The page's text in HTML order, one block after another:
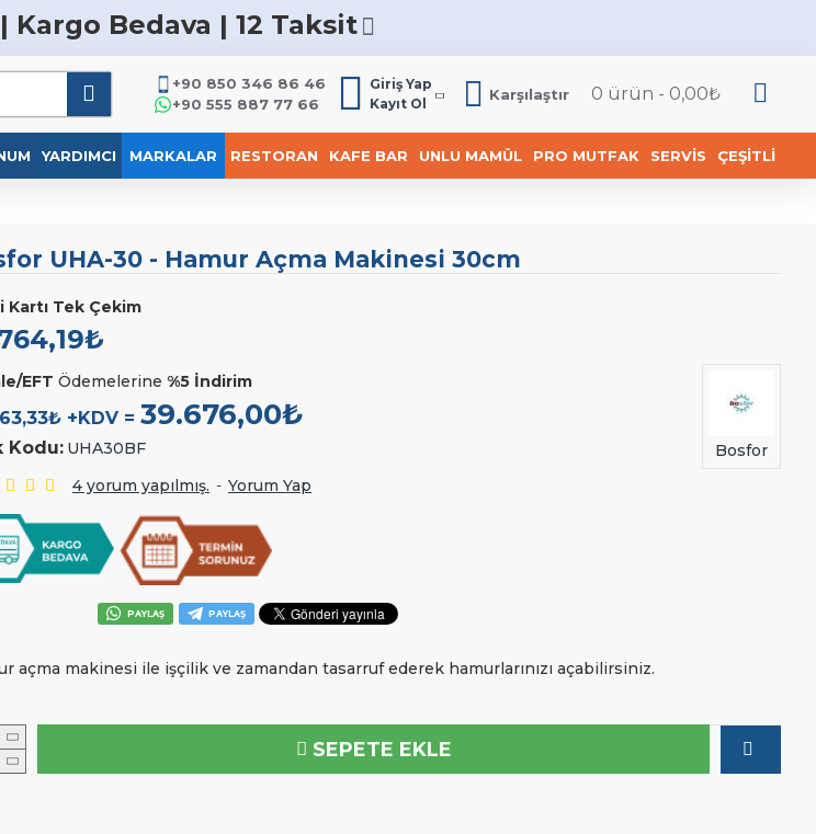
Kargo Bedava | 12 Taksit
+90 850 346 86 46
+90 555 887 77 66
Giriş Yap
Kayıt Ol
Karşılaştır 0 ürün - 0,00₺
YARDIMCI MARKALAR RESTORAN KAFE BAR UNLU MAMÜL PRO MUTFAK SERVIS ÇEŞITLI
UHA-30 - Hamur Açma Makinesi 30cm
PAYLAŞ PAYLAŞ
açma makinesi ile işçilik ve zamandan tasarruf ederek hamurlarınızı açabilirsiniz.
Kodu: UHA30BF
Bosfor
4 yorum yapılmış. - Yorum Yap
Kartı Tek Çekim
EFT Ödemelerine %5 İndirim
+KDV = 39.676,00₺
SEPETE EKLE